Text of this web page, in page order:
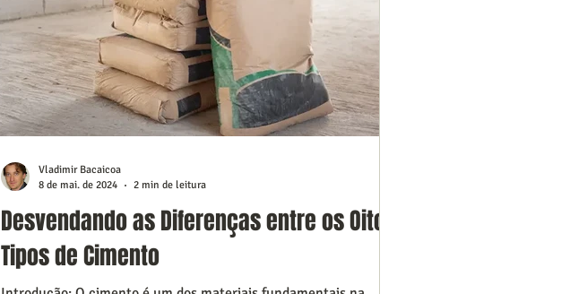
Desvendando as Diferenças entre os Oito
Tipos de Cimento
Vladimir Bacaicoa
8 de mai. de 2024
2 min de leitura